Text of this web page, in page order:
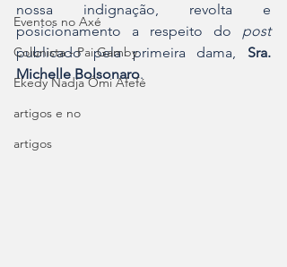
Eventos no Axé
Colunista - Pai Gamby
Ekedy Nadja Ómi Afefé
artigos e no
artigos
nossa indignação, revolta e
posicionamento a respeito do post
publicado pela primeira dama, Sra.
Michelle Bolsonaro.